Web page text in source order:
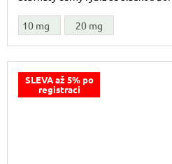
10 mg 20 mg
SLEVA až 5% po
registraci